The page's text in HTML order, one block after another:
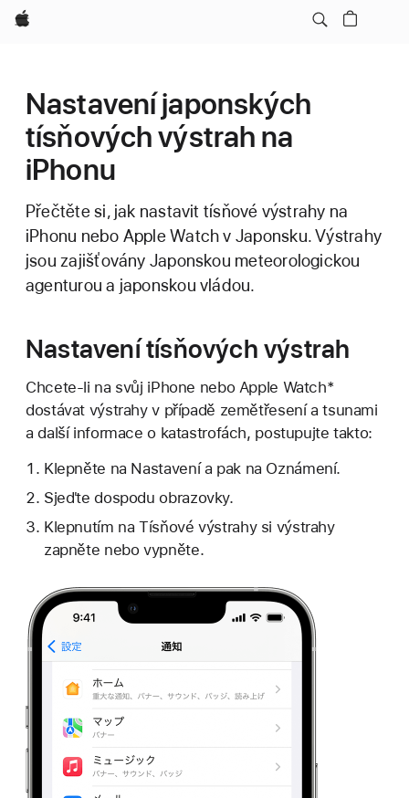
Apple
Nastavení japonských
tísňových výstrah na
iPhonu
Přečtěte si, jak nastavit tísňové výstrahy na
iPhonu nebo Apple Watch v Japonsku. Výstrahy
jsou zajišťovány Japonskou meteorologickou
agenturou a japonskou vládou.
Nastavení tísňových výstrah
Chcete-li na svůj iPhone nebo Apple Watch*
dostávat výstrahy v případě zemětřesení a tsunami
a další informace o katastrofách, postupujte takto:
Klepněte na Nastavení a pak na Oznámení.
Sjeďte dospodu obrazovky.
Klepnutím na Tísňové výstrahy si výstrahy
zapněte nebo vypněte.